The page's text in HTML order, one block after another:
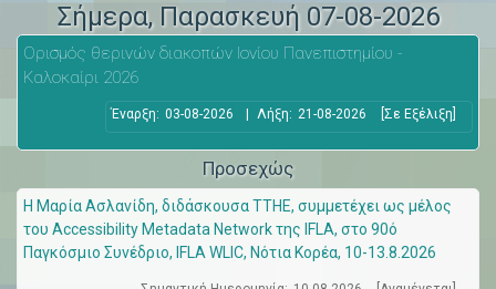
Σήμερα, Παρασκευή 07-08-2026
Ορισμός θερινών διακοπών Ιονίου Πανεπιστημίου -
Καλοκαίρι 2026
Έναρξη: 03-08-2026 Λήξη: 21-08-2026 [Σε Εξέλιξη]
Προσεχώς
Η Μαρία Ασλανίδη, διδάσκουσα ΤΤΗΕ, συμμετέχει ως μέλος
του Accessibility Metadata Network της IFLA, στο 90ό
Παγκόσμιο Συνέδριο, IFLA WLIC, Νότια Κορέα, 10-13.8.2026